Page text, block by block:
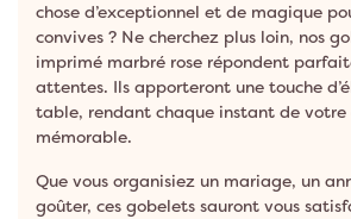
chose d’exceptionnel et de magique
convives ? Ne cherchez plus loin, nos
imprimé marbré rose répondent
attentes. Ils apporteront une touche
table, rendant chaque instant de
mémorable.
Que vous organisiez un mariage, un
goûter, ces gobelets sauront vous